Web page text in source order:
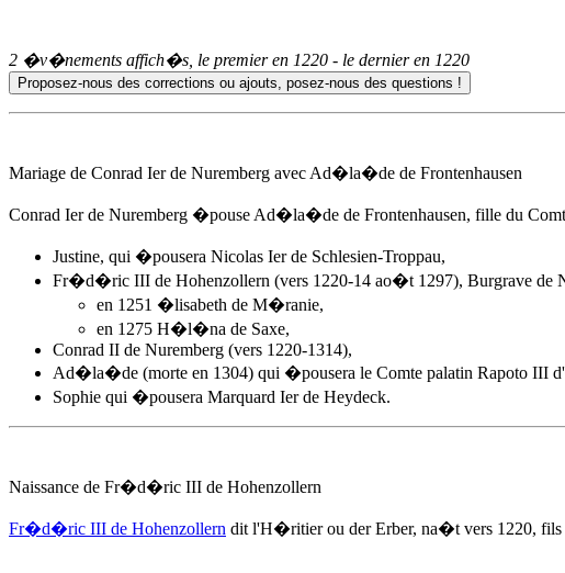
2 �v�nements affich�s, le premier en 1220 - le dernier en 1220
Mariage de Conrad Ier de Nuremberg avec Ad�la�de de Frontenhausen
Conrad Ier de Nuremberg �pouse Ad�la�de de Frontenhausen, fille du
Justine, qui �pousera Nicolas Ier de Schlesien-Troppau,
Fr�d�ric III de Hohenzollern (vers 1220-14 ao�t 1297), Burgrave de
en 1251 �lisabeth de M�ranie,
en 1275 H�l�na de Saxe,
Conrad II de Nuremberg (vers 1220-1314),
Ad�la�de (morte en 1304) qui �pousera le Comte palatin Rapoto III
Sophie qui �pousera Marquard Ier de Heydeck.
Naissance de Fr�d�ric III de Hohenzollern
Fr�d�ric III de Hohenzollern dit l'H�ritier ou der Erber, na�t vers 1220, fils